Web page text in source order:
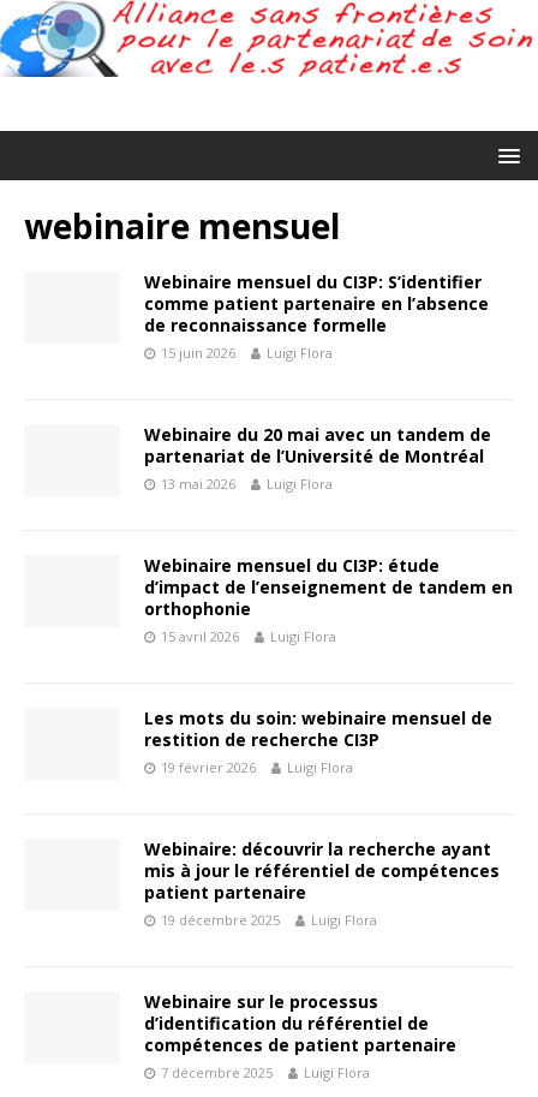
webinaire mensuel
Webinaire mensuel du CI3P: S’identifier
comme patient partenaire en l’absence
de reconnaissance formelle
15 juin 2026 Luigi Flora
Webinaire du 20 mai avec un tandem de
partenariat de l’Université de Montréal
13 mai 2026 Luigi Flora
Webinaire mensuel du CI3P: étude
d’impact de l’enseignement de tandem en
orthophonie
15 avril 2026 Luigi Flora
Les mots du soin: webinaire mensuel de
restition de recherche CI3P
19 février 2026 Luigi Flora
Webinaire: découvrir la recherche ayant
mis à jour le référentiel de compétences
patient partenaire
19 décembre 2025 Luigi Flora
Webinaire sur le processus
d’identification du référentiel de
compétences de patient partenaire
7 décembre 2025 Luigi Flora